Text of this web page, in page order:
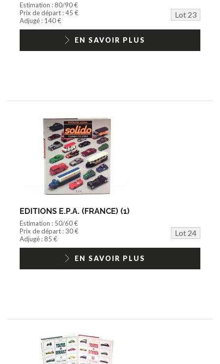
Estimation : 80/90 €
Prix de départ : 45 €
Lot 23
Adjugé : 140 €
EN SAVOIR PLUS
EDITIONS E.P.A. (FRANCE) (1)
Estimation : 50/60 €
Prix de départ : 30 €
Lot 24
Adjugé : 85 €
EN SAVOIR PLUS